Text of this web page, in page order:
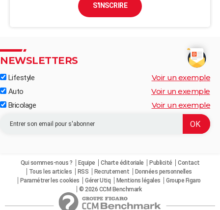
S'INSCRIRE
NEWSLETTERS
Lifestyle Voir un exemple
Auto Voir un exemple
Bricolage Voir un exemple
Qui sommes-nous ? Equipe Charte éditoriale Publicité
Contact
Tous les articles
RSS Recrutement
Données personnelles
Paramétrer les cookies
Gérer Utiq Mentions légales
Groupe Figaro
© 2026 CCM Benchmark